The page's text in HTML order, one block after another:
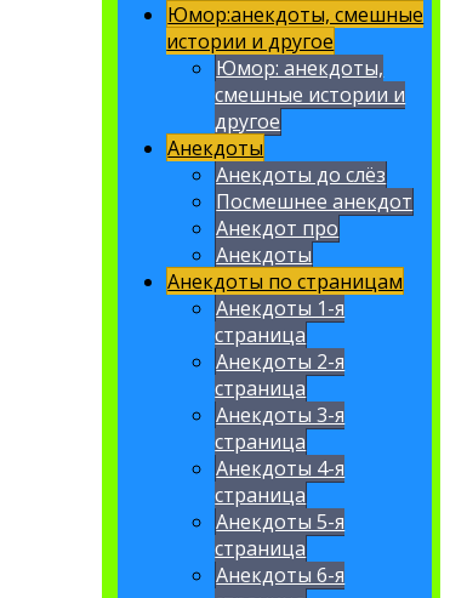
Юмор:анекдоты, смешные
истории и другое
Юмор: анекдоты,
смешные истории и
другое
Анекдоты
Анекдоты до слёз
Посмешнее анекдот
Анекдот про
Анекдоты
Анекдоты по страницам
Анекдоты 1-я
страница
Анекдоты 2-я
страница
Анекдоты 3-я
страница
Анекдоты 4-я
страница
Анекдоты 5-я
страница
Анекдоты 6-я